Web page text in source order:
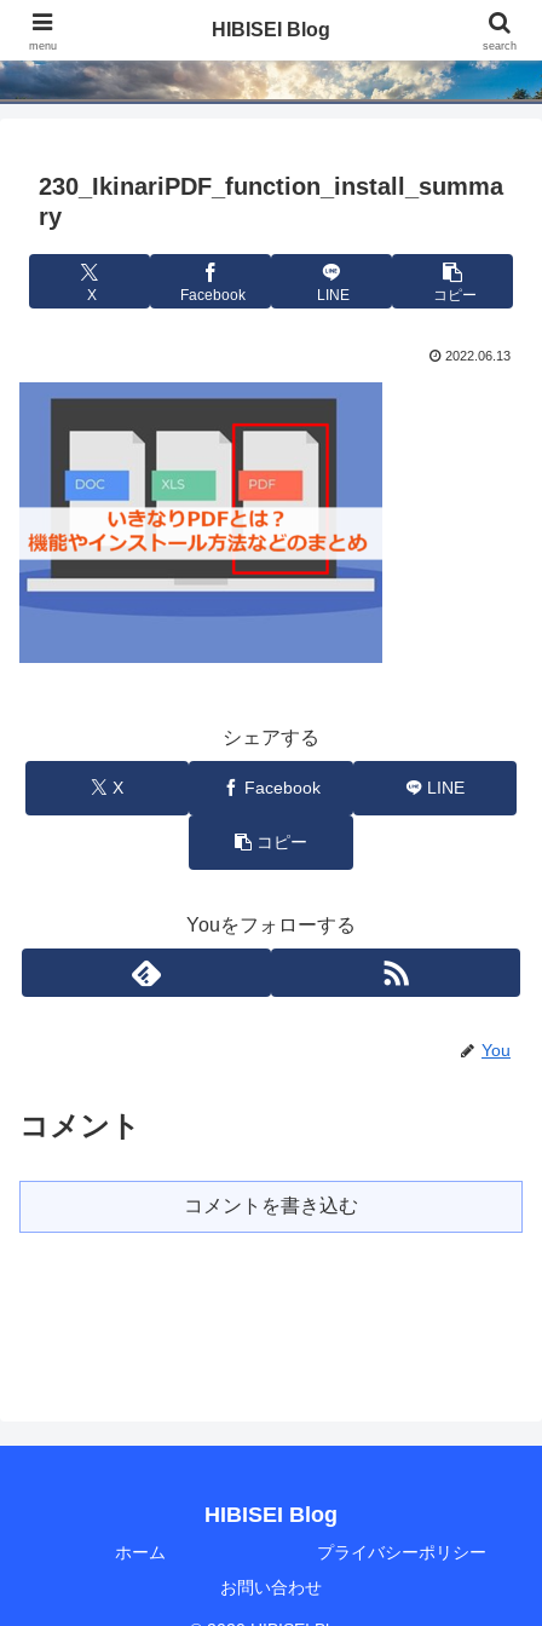
HIBISEI Blog
230_IkinariPDF_function_install_summa
ry
X Facebook LINE コピー
2022.06.13
シェアする
X Facebook LINE
コピー
Youをフォローする
You
コメント
コメントを書き込む
HIBISEI Blog
ホーム
プライバシーポリシー
お問い合わせ
menu
HIBISEI Blog
search